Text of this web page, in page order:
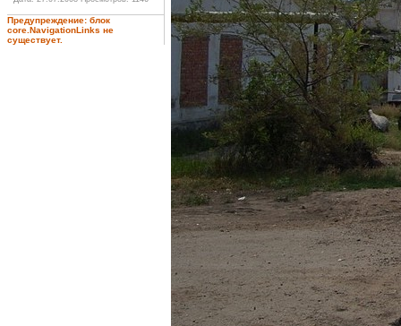
Предупреждение: блок
core.NavigationLinks не
существует.